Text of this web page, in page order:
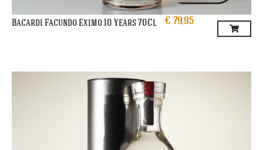
Bacardi Facundo Eximo 10 Years 70Cl € 79,95